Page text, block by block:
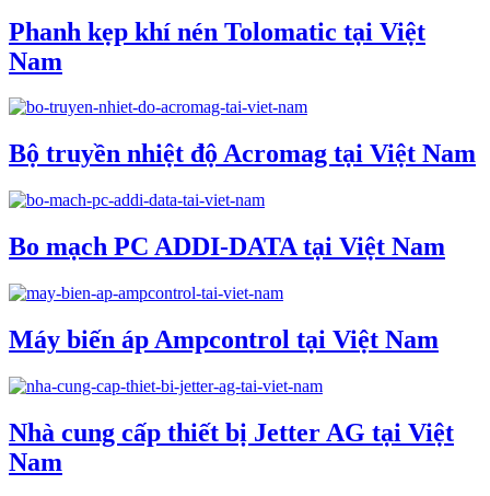
Phanh kẹp khí nén Tolomatic tại Việt
Nam
Bộ truyền nhiệt độ Acromag tại Việt Nam
Bo mạch PC ADDI-DATA tại Việt Nam
Máy biến áp Ampcontrol tại Việt Nam
Nhà cung cấp thiết bị Jetter AG tại Việt
Nam